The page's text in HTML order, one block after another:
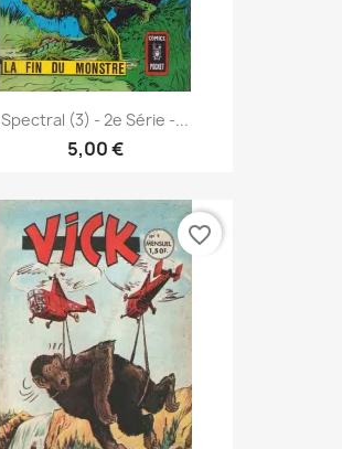
Spectral (3) - 2e Série -...
5,00 €
favorite_border